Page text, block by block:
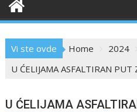
Vi ste ovde Home 2024
U ĆELIJAMA ASFALTIRAN PUT
U ĆELIJAMA